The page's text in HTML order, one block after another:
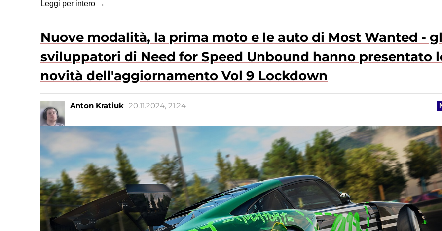
Leggi per intero →
Nuove modalità, la prima moto e le auto di Most Wanted -
sviluppatori di Need for Speed Unbound hanno presentato
novità dell'aggiornamento Vol 9 Lockdown
Anton Kratiuk 20.11.2024, 21:24